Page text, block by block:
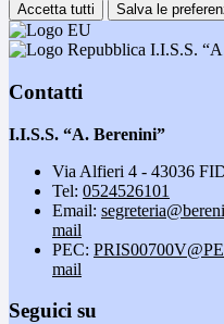
Accetta tutti Salva le
I.I.S.S.
Contatti
I.I.S.S. “A. Berenini”
Via Alfieri 4 - 43036
Tel: 0524526101
Email:
mail
PEC:
mail
Seguici su